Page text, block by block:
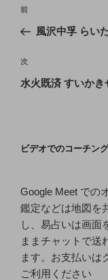
ナ
ビ
ゲ
ン
前
の
稿
前
風沢中孚 らい
次
の
次
水火既済 すいか
ビデオでのコーチン
Google Meet での
鑑定などは地図を
し、易占いは画面
ままチャットで送
ます。お支払いは
ご利用ください